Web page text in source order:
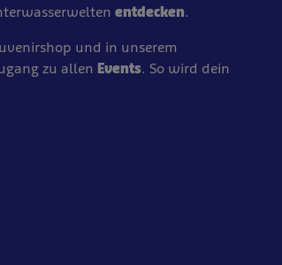
entdecken.
und in unserem
zu allen Events. So wird dein